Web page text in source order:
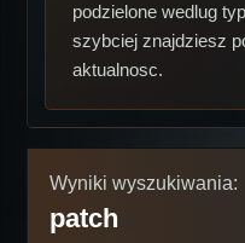
podzielone wedlug
szybciej znajdziesz
aktualnosc.
Wyniki wyszukiwania:
patch